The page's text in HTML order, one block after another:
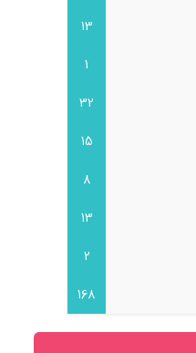
13
1
32
15
8
13
2
168